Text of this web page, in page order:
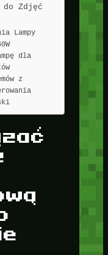
do Zdjęć
Lampy
dla
z